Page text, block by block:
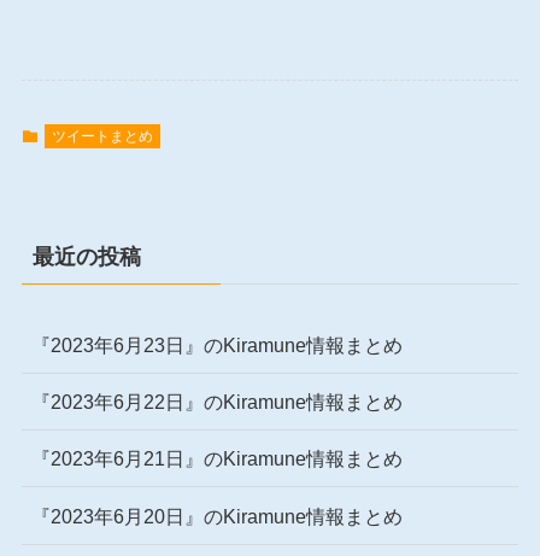
ツイートまとめ
最近の投稿
『2023年6月23日』のKiramune情報まとめ
『2023年6月22日』のKiramune情報まとめ
『2023年6月21日』のKiramune情報まとめ
『2023年6月20日』のKiramune情報まとめ